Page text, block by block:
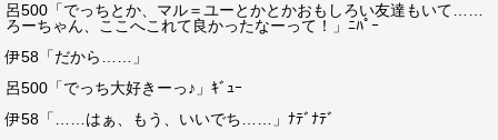
呂500「でっちとか、マル＝ユーとかとかおもしろい友達もいて……
ろーちゃん、ここへこれて良かったなーって！」ﾆﾊﾟｰ
伊58「だから……」
呂500「でっち大好きーっ♪」ｷﾞｭｰ
伊58「……はぁ、もう、いいでち……」ﾅﾃﾞﾅﾃﾞ